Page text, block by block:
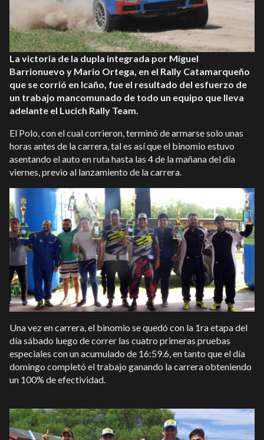
La victoria de la dupla integrada por Miguel
Barrionuevo y Mario Ortega, en el Rally Catamarqueño
que se corrió en Icaño, fue el resultado del esfuerzo de
un trabajo mancomunado de todo un equipo que lleva
adelante el Lucich Rally Team.
El Polo, con el cual corrieron, terminó de armarse solo unas
horas antes de la carrera, tal es así que el binomio estuvo
asentando el auto en ruta hasta las 4 de la mañana del día
viernes, previo al lanzamiento de la carrera.
Una vez en carrera, el binomio se quedó con la 1ra etapa del
día sábado luego de correr las cuatro primeras pruebas
especiales con un acumulado de 16:59.6, en tanto que el día
domingo completó el trabajo ganando la carrera obteniendo
un 100% de efectividad.